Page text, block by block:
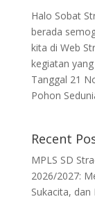
Halo Sobat
berada
kita di Web
kegiatan
Tanggal 21
Pohon
Recent
MPLS SD
2026/2027:
Sukacita,